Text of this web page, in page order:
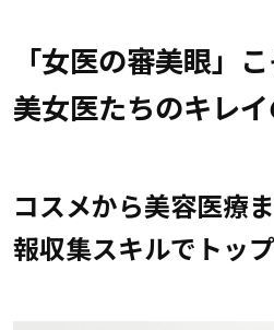
「女医の審美眼」
美女医たちのキレ
コスメから美容医療
報収集スキルでトッ